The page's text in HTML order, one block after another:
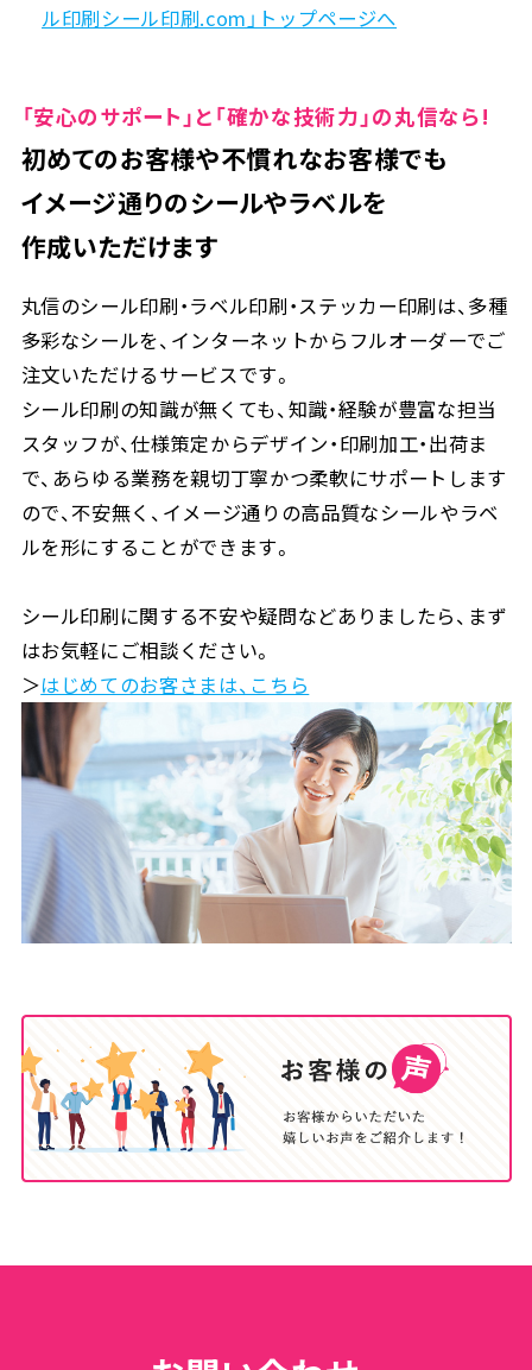
ル印刷シール印刷.com」トップページへ
「安心のサポート」と「確かな技術力」の丸信なら!
初めてのお客様や不慣れなお客様でも
イメージ通りのシールやラベルを
作成いただけます
丸信のシール印刷・ラベル印刷・ステッカー印刷は、多種
多彩なシールを、インターネットからフルオーダーでご
注文いただけるサービスです。
シール印刷の知識が無くても、知識・経験が豊富な担当
スタッフが、仕様策定からデザイン・印刷加工・出荷ま
で、あらゆる業務を親切丁寧かつ柔軟にサポートします
ので、不安無く、イメージ通りの高品質なシールやラベ
ルを形にすることができます。
シール印刷に関する不安や疑問などありましたら、まず
はお気軽にご相談ください。
＞はじめてのお客さまは、こちら